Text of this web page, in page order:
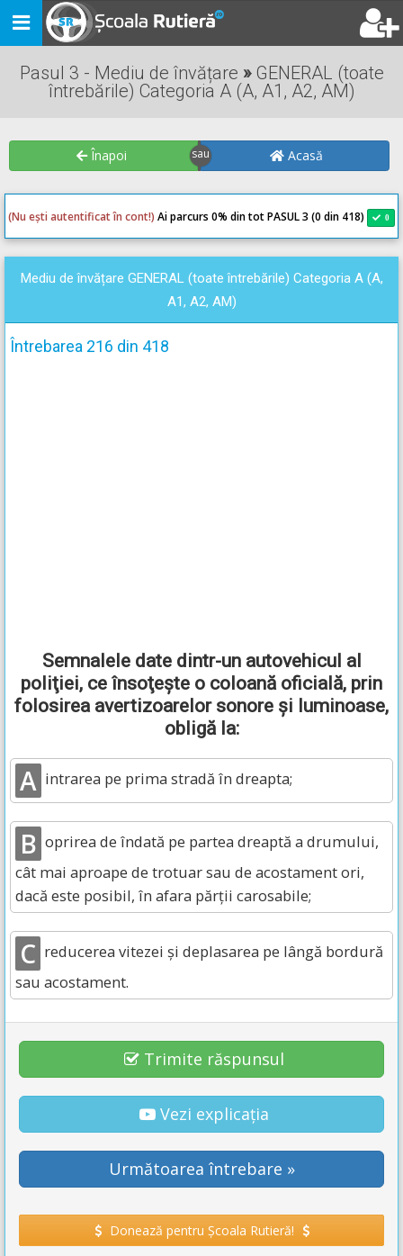
Toggle
navigation
Pasul 3 - Mediu de învățare »GENERAL (toate
întrebările) Categoria A (A, A1, A2, AM)
Înapoi Acasă
(Nu ești autentificat în cont!) Ai parcurs 0% din tot PASUL 3 (0 din 418) 0
Mediu de învățare GENERAL (toate întrebările) Categoria A (A,
A1, A2, AM)
Întrebarea 216 din 418
Semnalele date dintr-un autovehicul al
poliţiei, ce însoţeşte o coloană oficială, prin
folosirea avertizoarelor sonore şi luminoase,
obligă la:
A intrarea pe prima stradă în dreapta;
B oprirea de îndată pe partea dreaptă a drumului,
cât mai aproape de trotuar sau de acostament ori,
dacă este posibil, în afara părţii carosabile;
C reducerea vitezei şi deplasarea pe lângă bordură
sau acostament.
Trimite răspunsul
Vezi explicația
Următoarea întrebare »
Donează pentru Școala Rutieră!